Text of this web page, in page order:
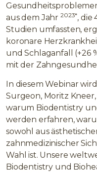
aus dem Jahr2023*, die
Studien umfassten,
koronare
und Schlaganfall (+26
mit der
In diesem Webinar
Surgeon, Moritz
warum Biodentistry
werden erfahren,
sowohl aus
zahnmedizinischer
Wahl ist. Unsere
Biodentistry und